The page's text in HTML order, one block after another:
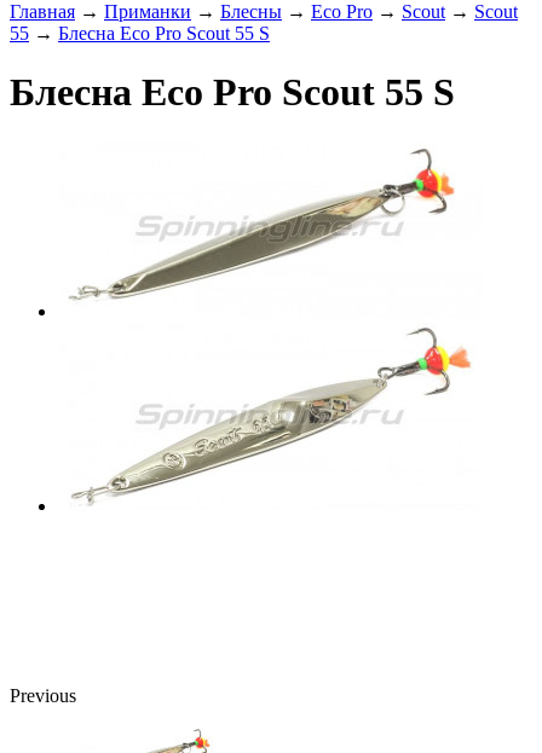
Главная → Приманки → Блесны → Eco Pro → Scout → Scout
55 → Блесна Eco Pro Scout 55 S
Блесна Eco Pro Scout 55 S
Previous